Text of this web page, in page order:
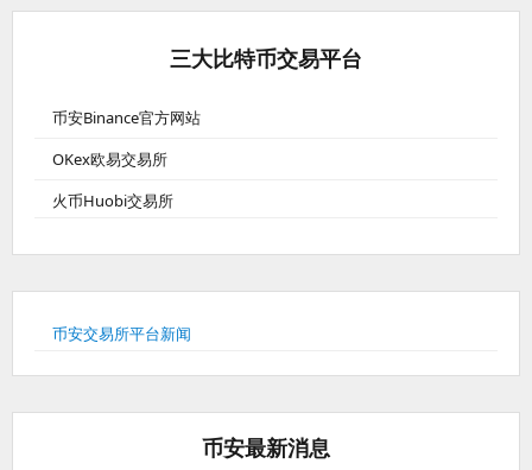
三大比特币交易平台
币安Binance官方网站
OKex欧易交易所
火币Huobi交易所
币安交易所平台新闻
币安最新消息